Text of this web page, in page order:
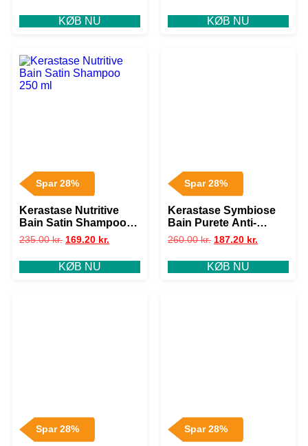
KØB NU KØB NU
Spar 28%
Kerastase Nutritive
Bain Satin Shampoo
250 ml
235.00kr. 169.20 kr.
KØB NU
Spar 28%
Kerastase Symbiose
Bain Purete Anti-
Pelliculaire Shampoo
260.00kr. 187.20 kr.
KØB NU
Spar 28% Spar 28%